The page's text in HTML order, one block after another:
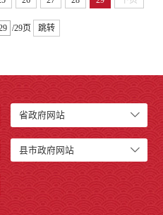
/29页 跳转
省政府网站
县市政府网站